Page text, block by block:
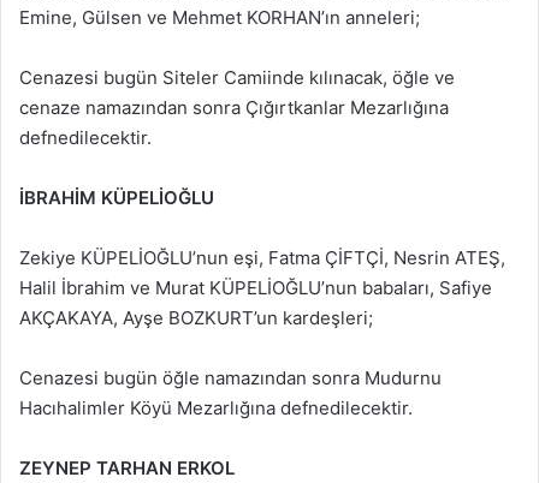
Emine, Gülsen ve Mehmet KORHAN’ın anneleri;
Cenazesi bugün Siteler Camiinde kılınacak, öğle ve
cenaze namazından sonra Çığırtkanlar Mezarlığına
defnedilecektir.
İBRAHİM KÜPELİOĞLU
Zekiye KÜPELİOĞLU’nun eşi, Fatma ÇİFTÇİ, Nesrin ATEŞ,
Halil İbrahim ve Murat KÜPELİOĞLU’nun babaları, Safiye
AKÇAKAYA, Ayşe BOZKURT’un kardeşleri;
Cenazesi bugün öğle namazından sonra Mudurnu
Hacıhalimler Köyü Mezarlığına defnedilecektir.
ZEYNEP TARHAN ERKOL